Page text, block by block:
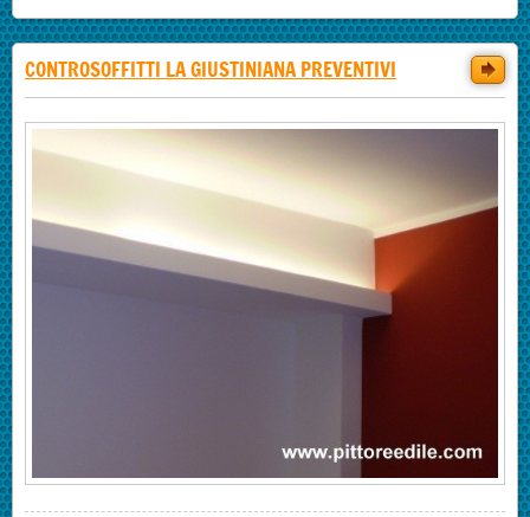
CONTROSOFFITTI LA GIUSTINIANA PREVENTIVI